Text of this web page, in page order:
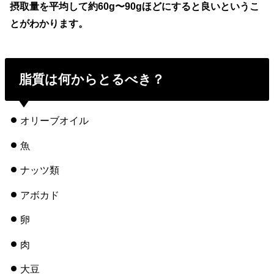
摂取量を平均して約60g〜90gほどにすると良いというこ
とがわかります。
脂質は何からとるべき？
オリーブオイル
魚
ナッツ類
アボカド
卵
肉
大豆